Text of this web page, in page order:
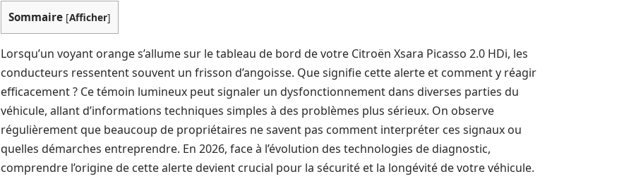
Sommaire [Afficher]
Lorsqu’un voyant orange s’allume sur le tableau de bord de votre Citroën Xsara Picasso 2.0 HDi, les
conducteurs ressentent souvent un frisson d’angoisse. Que signifie cette alerte et comment y réagir
efficacement ? Ce témoin lumineux peut signaler un dysfonctionnement dans diverses parties du
véhicule, allant d’informations techniques simples à des problèmes plus sérieux. On observe
régulièrement que beaucoup de propriétaires ne savent pas comment interpréter ces signaux ou
quelles démarches entreprendre. En 2026, face à l’évolution des technologies de diagnostic,
comprendre l’origine de cette alerte devient crucial pour la sécurité et la longévité de votre véhicule.